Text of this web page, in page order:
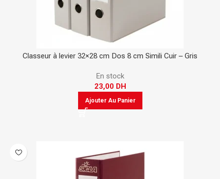
Classeur à levier 32×28 cm Dos 8 cm Simili Cuir – Gris
En stock
23,00 DH
Ajouter Au Panier